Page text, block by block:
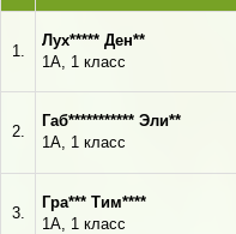
1.
Лух***** Ден**
1А, 1 класс
2.
Габ*********** Эли**
1А, 1 класс
3.
Гра*** Тим****
1А, 1 класс